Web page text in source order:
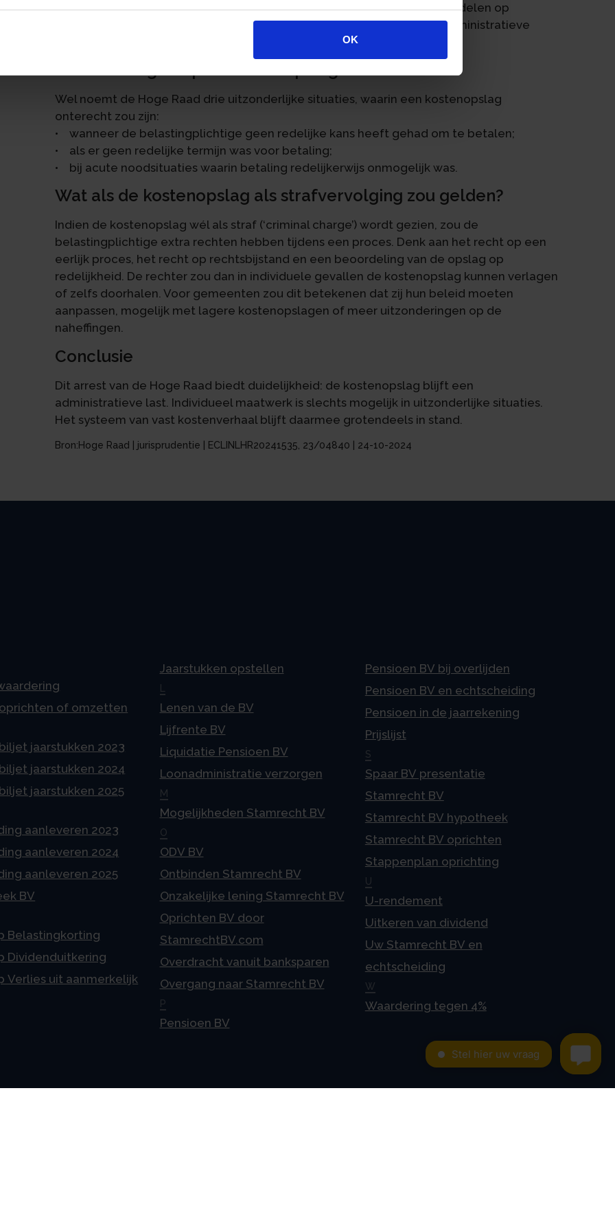
OK
Hierdoor heeft de belastingrechter geen ruimte om de opslag te beoordelen op
verwijtbaarheid of proportionaliteit. De opslag behoudt hiermee zijn administratieve
karakter en wordt niet gezien als een 'criminal charge'.
Uitzonderingen op de kostenopslag
Wel noemt de Hoge Raad drie uitzonderlijke situaties, waarin een kostenopslag
onterecht zou zijn:
• wanneer de belastingplichtige geen redelijke kans heeft gehad om te betalen;
• als er geen redelijke termijn was voor betaling;
• bij acute noodsituaties waarin betaling redelijkerwijs onmogelijk was.
Wat als de kostenopslag als strafvervolging zou gelden?
Indien de kostenopslag wél als straf (‘criminal charge’) wordt gezien, zou de
belastingplichtige extra rechten hebben tijdens een proces. Denk aan het recht op een
eerlijk proces, het recht op rechtsbijstand en een beoordeling van de opslag op
redelijkheid. De rechter zou dan in individuele gevallen de kostenopslag kunnen verlagen
of zelfs doorhalen. Voor gemeenten zou dit betekenen dat zij hun beleid moeten
aanpassen, mogelijk met lagere kostenopslagen of meer uitzonderingen op de
naheffingen.
Conclusie
Dit arrest van de Hoge Raad biedt duidelijkheid: de kostenopslag blijft een
administratieve last. Individueel maatwerk is slechts mogelijk in uitzonderlijke situaties.
Het systeem van vast kostenverhaal blijft daarmee grotendeels in stand.
Bron:Hoge Raad | jurisprudentie | ECLINLHR20241535, 23/04840 | 24-10-2024
oprichten of omzetten
jaarstukken 2023
jaarstukken 2024
jaarstukken 2025
aanleveren 2023
aanleveren 2024
aanleveren 2025
BV
Belastingkorting
Dividenduitkering
Verlies uit aanmerkelijk
Jaarstukken opstellen
Lenen van de BV
Lijfrente BV
Liquidatie Pensioen BV
Loonadministratie verzorgen
M
Mogelijkheden Stamrecht BV
O
ODV BV
Ontbinden Stamrecht BV
Onzakelijke lening Stamrecht BV
Oprichten BV door
StamrechtBV.com
Overdracht vanuit banksparen
Overgang naar Stamrecht BV
P
Pensioen BV
Pensioen BV bij overlijden
Pensioen BV en echtscheiding
Pensioen in de jaarrekening
Prijslijst
S
Spaar BV presentatie
Stamrecht BV
Stamrecht BV hypotheek
Stamrecht BV oprichten
Stappenplan oprichting
U
U-rendement
Uitkeren van dividend
Uw Stamrecht BV en
echtscheiding
W
Waardering tegen 4%